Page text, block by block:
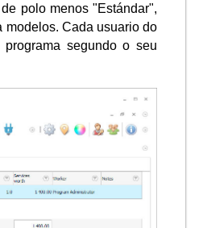
polo menos "Estándar",
modelos. Cada usuario do
segundo o seu